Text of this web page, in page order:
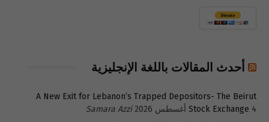
أحدث المقالات باللغة الإنجليزية
A New Exit for Lebanon’s Trapped Depositors- The Beirut
Stock Exchange 4 أغسطس 2026
Samara Azzi